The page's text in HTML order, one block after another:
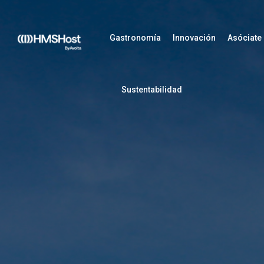
Gastronomía Innovación Asóciate
Sustentabilidad